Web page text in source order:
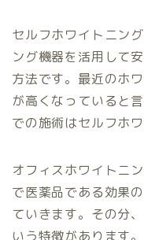
セルフホワイトニン
ング機器を活用して
方法です。最近のホ
が高くなっていると
での施術はセルフホ
オフィスホワイトニ
で医薬品である効果
ていきます。その分
いう特徴があります。